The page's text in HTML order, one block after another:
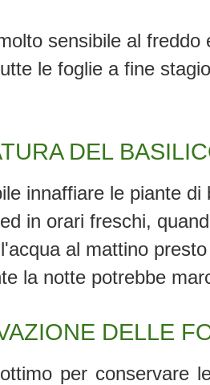
sensibile al
le foglie a fine
DEL
innaffiare le piante
in orari freschi,
al mattino
la notte potrebbe
DELLE
per conservare